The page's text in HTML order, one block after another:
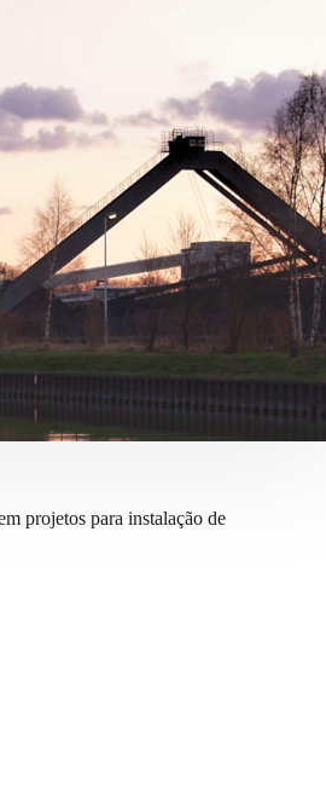
projetos para instalação de